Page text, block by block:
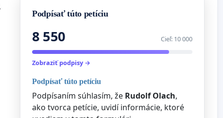
Podpísať túto petíciu
8 550 Cieľ: 10 000
Zobraziť podpisy →
Podpísať túto petíciu
Podpísaním súhlasím, že Rudolf Olach,
ako tvorca petície, uvidí informácie, ktoré